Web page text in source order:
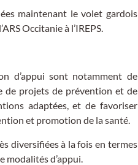
maintenant le volet gardois
Occitanie à l’IREPS.
d’appui sont notamment de
projets de prévention et de
adaptées, et de favoriser
et promotion de la santé.
diversifiées à la fois en termes
modalités d’appui.